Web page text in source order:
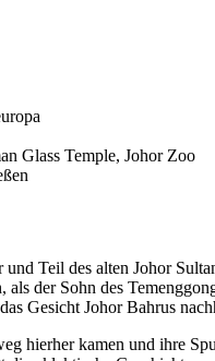
Glass Temple, Johor Zoo
Teil des alten Johor
der Sohn des
Gesicht Johor Bahrus
hierher kamen und ihre